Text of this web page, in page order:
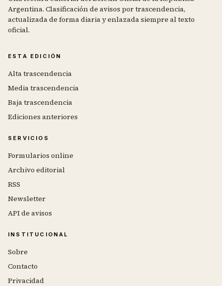
Argentina. Clasificación de avisos por trascendencia,
actualizada de forma diaria y enlazada siempre al texto
oficial.
ESTA EDICIÓN
Alta trascendencia
Media trascendencia
Baja trascendencia
Ediciones anteriores
SERVICIOS
Formularios online
Archivo editorial
RSS
Newsletter
API de avisos
INSTITUCIONAL
Sobre
Contacto
Privacidad